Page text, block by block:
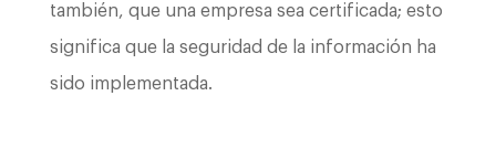
también, que una empresa sea certificada; esto
significa que la seguridad de la información ha
sido implementada.